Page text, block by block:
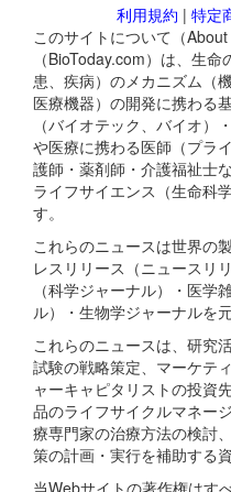
利用規約 | 特定
このサイトについて（
（BioToday.com）は、生
患、疾病）のメカニズム（
医療機器）の開発に携わる
（バイオテック、バイオ
や医療に携わる医師（プラ
護師・薬剤師・介護福祉士
ライフサイエンス（生命科
す。
これらのニュースは世界の
レスリリース（ニュースリ
（科学ジャーナル）・医学
ル）・生物学ジャーナルを
これらのニュースは、研究
試験の戦略策定、マーケテ
ャーキャピタリストの投資
品のライフサイクルマネー
療専門家の治療方法の検討
策の計画・実行を補助する